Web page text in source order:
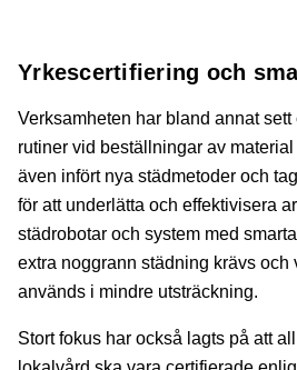
Yrkescertifiering och
Verksamheten har bland annat sett
rutiner vid beställningar av
även infört nya städmetoder och
för att underlätta och effektivisera
städrobotar och system med
extra noggrann städning krävs och
används i mindre utsträckning.
Stort fokus har också lagts på att